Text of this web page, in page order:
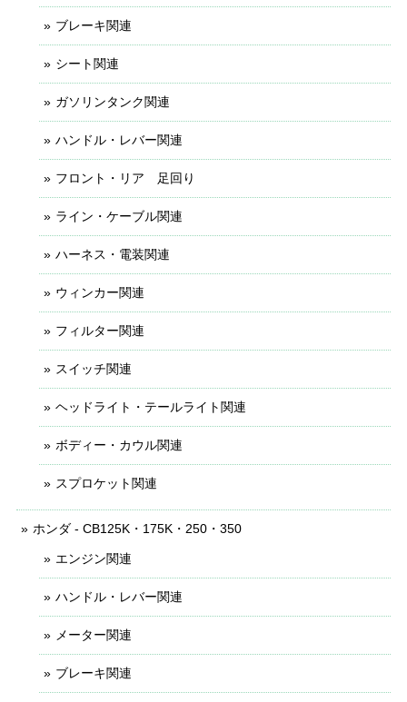
ブレーキ関連
シート関連
ガソリンタンク関連
ハンドル・レバー関連
フロント・リア 足回り
ライン・ケーブル関連
ハーネス・電装関連
ウィンカー関連
フィルター関連
スイッチ関連
ヘッドライト・テールライト関連
ボディー・カウル関連
スプロケット関連
ホンダ - CB125K・175K・250・350
エンジン関連
ハンドル・レバー関連
メーター関連
ブレーキ関連